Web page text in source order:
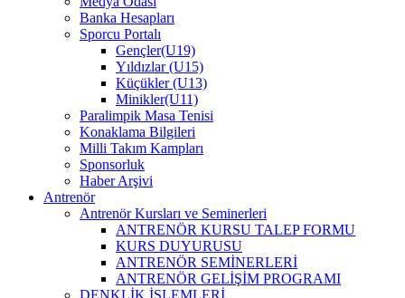
Banka Hesapları
Sporcu Portalı
Gençler(U19)
Yıldızlar (U15)
Küçükler (U13)
Minikler(U11)
Paralimpik Masa Tenisi
Konaklama Bilgileri
Milli Takım Kampları
Sponsorluk
Haber Arşivi
Antrenör
Antrenör Kursları ve Seminerleri
ANTRENÖR KURSU TALEP FORMU
KURS DUYURUSU
ANTRENÖR SEMİNERLERİ
ANTRENÖR GELİŞİM PROGRAMI
DENKLİK İŞLEMLERİ